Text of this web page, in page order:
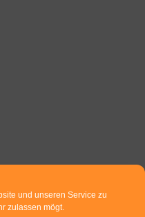
und unseren Service zu
zulassen mögt.